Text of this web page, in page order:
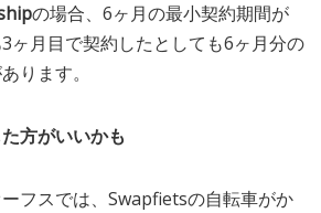
の場合、6ヶ月の最小契約期間が
ヶ月目で契約したとしても6ヶ月分の
ります。
方がいいかも
フスでは、Swapfietsの自転車がか